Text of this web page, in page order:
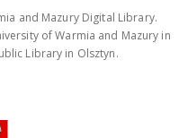
and Mazury Digital Library.
of Warmia and Mazury in
Library in Olsztyn.